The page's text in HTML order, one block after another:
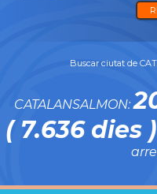
Buscar ciutat de
CATALANSALMON:
( 7.636 dies )